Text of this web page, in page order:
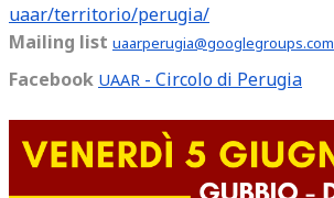
uaar/territorio/perugia/
Mailing list uaarperugia@googlegroups.com
Facebook UAAR - Circolo di Perugia